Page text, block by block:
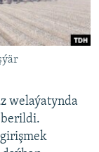
welaýatynda
berildi.